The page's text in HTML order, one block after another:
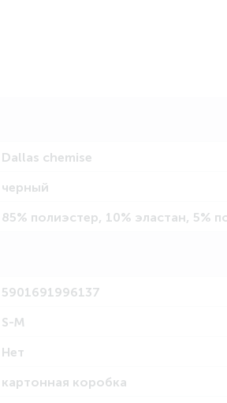
Dallas chemise
черный
85% полиэстер, 10% эластан, 5%
5901691996137
S-M
Нет
картонная коробка